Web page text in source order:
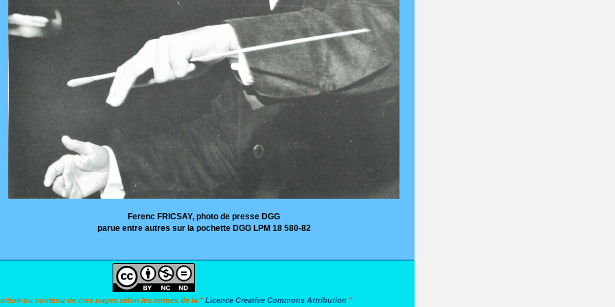
Ferenc FRICSAY, photo de presse DGG
parue entre autres sur la pochette DGG LPM 18 580-82
du contenu de mes pages selon les termes de la "Licence Creative Commons Attribution "